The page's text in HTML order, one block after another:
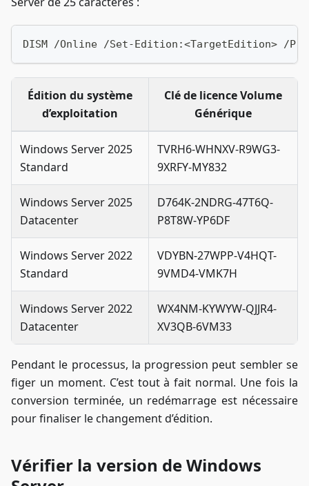
DISM /Online /Set-Edition:<TargetEdition> /
Édition du système
d’exploitation
Clé de licence Volume
Générique
Windows Server 2025
Standard
TVRH6-WHNXV-R9WG3-
9XRFY-MY832
Windows Server 2025
Datacenter
D764K-2NDRG-47T6Q-
P8T8W-YP6DF
Windows Server 2022
Standard
VDYBN-27WPP-V4HQT-
9VMD4-VMK7H
Windows Server 2022
Datacenter
WX4NM-KYWYW-QJJR4-
XV3QB-6VM33
Pendant le processus, la progression peut sembler se
figer un moment. C’est tout à fait normal. Une fois la
conversion terminée, un redémarrage est nécessaire
pour finaliser le changement d’édition.
Vérifier la version de Windows